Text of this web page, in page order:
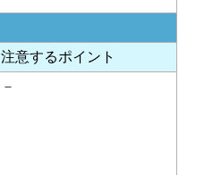
注意するポイント
－